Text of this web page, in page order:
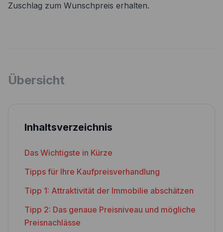
Zuschlag zum Wunschpreis erhalten.
Übersicht
Inhaltsverzeichnis
Das Wichtigste in Kürze
Tipps für Ihre Kaufpreisverhandlung
Tipp 1: Attraktivität der Immobilie abschätzen
Tipp 2: Das genaue Preisniveau und mögliche
Preisnachlässe